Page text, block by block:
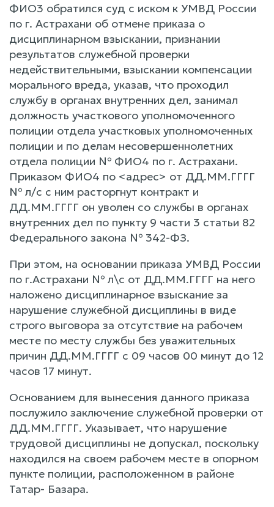
ФИО3 обратился суд с иском к УМВД России
по г. Астрахани об отмене приказа о
дисциплинарном взыскании, признании
результатов служебной проверки
недействительными, взыскании компенсации
морального вреда, указав, что проходил
службу в органах внутренних дел, занимал
должность участкового уполномоченного
полиции отдела участковых уполномоченных
полиции и по делам несовершеннолетних
отдела полиции № ФИО4 по г. Астрахани.
Приказом ФИО4 по <адрес> от ДД.ММ.ГГГГ
№ л/с с ним расторгнут контракт и
ДД.ММ.ГГГГ он уволен со службы в органах
внутренних дел по пункту 9 части 3 статьи 82
Федерального закона № 342-ФЗ.
При этом, на основании приказа УМВД России
по г.Астрахани № л\с от ДД.ММ.ГГГГ на него
наложено дисциплинарное взыскание за
нарушение служебной дисциплины в виде
строго выговора за отсутствие на рабочем
месте по месту службы без уважительных
причин ДД.ММ.ГГГГ с 09 часов 00 минут до 12
часов 17 минут.
Основанием для вынесения данного приказа
послужило заключение служебной проверки от
ДД.ММ.ГГГГ. Указывает, что нарушение
трудовой дисциплины не допускал, поскольку
находился на своем рабочем месте в опорном
пункте полиции, расположенном в районе
Татар- Базара.